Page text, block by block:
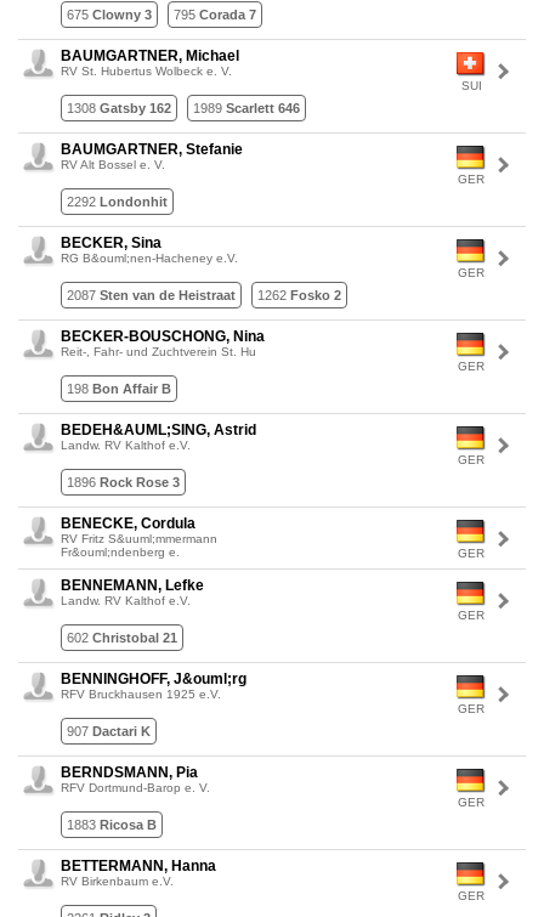
675 Clowny 3 795 Corada 7
SUI
BAUMGARTNER, Michael
RV St. Hubertus Wolbeck e. V.
1308 Gatsby 162 1989 Scarlett 646
GER
BAUMGARTNER, Stefanie
RV Alt Bossel e. V.
2292 Londonhit
GER
BECKER, Sina
RG B&ouml;nen-Hacheney e.V.
2087 Sten van de Heistraat 1262 Fosko 2
GER
BECKER-BOUSCHONG, Nina
Reit-, Fahr- und Zuchtverein St. Hu
198 Bon Affair B
GER
BEDEH&AUML;SING, Astrid
Landw. RV Kalthof e.V.
1896 Rock Rose 3
GER
BENECKE, Cordula
RV Fritz S&uuml;mmermann
Fr&ouml;ndenberg e.
GER
BENNEMANN, Lefke
Landw. RV Kalthof e.V.
602 Christobal 21
GER
BENNINGHOFF, J&ouml;rg
RFV Bruckhausen 1925 e.V.
907 Dactari K
GER
BERNDSMANN, Pia
RFV Dortmund-Barop e. V.
1883 Ricosa B
GER
BETTERMANN, Hanna
RV Birkenbaum e.V.